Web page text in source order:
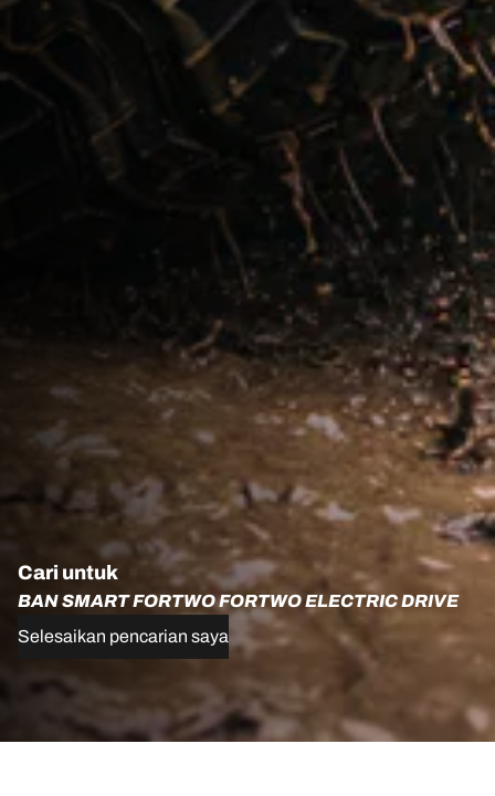
Cari untuk
BAN SMART FORTWO FORTWO ELECTRIC DRIVE
Selesaikan pencarian saya